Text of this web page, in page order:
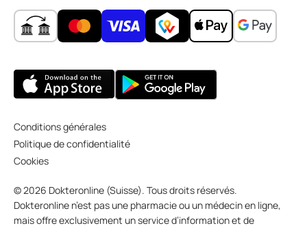
Conditions générales
Politique de confidentialité
Cookies
© 2026 Dokteronline (Suisse). Tous droits réservés.
Dokteronline n’est pas une pharmacie ou un médecin en ligne,
mais offre exclusivement un service d’information et de